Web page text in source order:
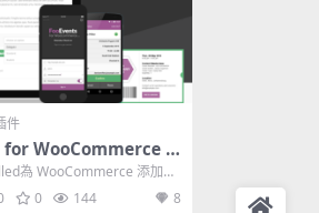
件
for WooCommerce 1.
插件
為 WooCommerce 添加了
0 144 8